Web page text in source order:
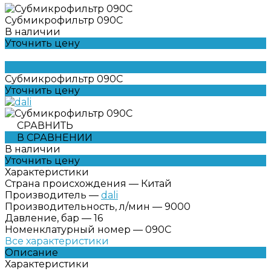
Субмикрофильтр 090C
В наличии
Уточнить цену
Субмикрофильтр 090C
Уточнить цену
СРАВНИТЬ
В СРАВНЕНИИ
В наличии
Уточнить цену
Характеристики
Страна происхождения — Китай
Производитель — dali
Производительность, л/мин — 9000
Давление, бар — 16
Номенклатурный номер — 090C
Все характеристики
Описание
Характеристики